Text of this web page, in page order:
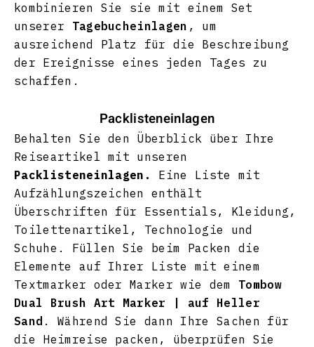
kombinieren Sie sie mit einem Set
unserer Tagebucheinlagen , um
ausreichend Platz für die Beschreibung
der Ereignisse eines jeden Tages zu
schaffen.
Packlisteneinlagen
Behalten Sie den Überblick über Ihre
Reiseartikel mit unseren
Packlisteneinlagen.
Eine Liste mit
Aufzählungszeichen enthält
Überschriften für Essentials, Kleidung,
Toilettenartikel, Technologie und
Schuhe. Füllen Sie beim Packen die
Elemente auf Ihrer Liste mit einem
Textmarker oder Marker wie dem Tombow
Dual Brush Art Marker | auf Heller
Sand . Während Sie dann Ihre Sachen für
die Heimreise packen, überprüfen Sie